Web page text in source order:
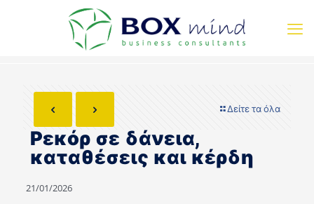
Δείτε τα όλα
Ρεκόρ σε δάνεια,
καταθέσεις και κέρδη
21/01/2026